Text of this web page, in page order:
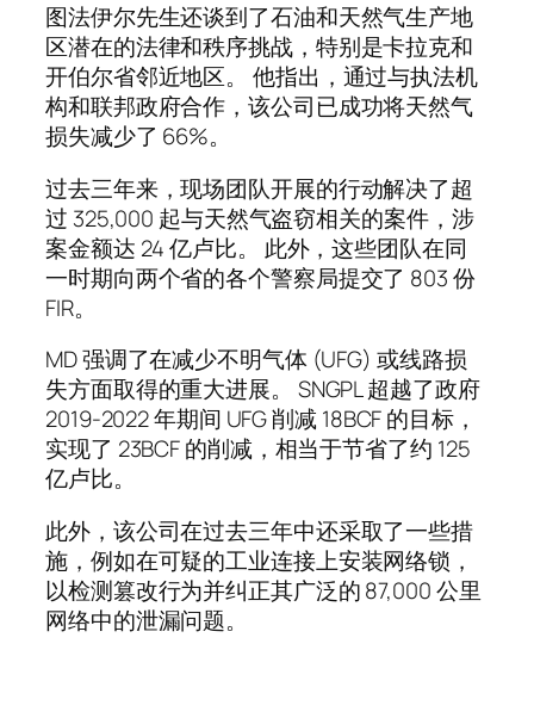
图法伊尔先生还谈到了石油和天然气生产地
区潜在的法律和秩序挑战，特别是卡拉克和
开伯尔省邻近地区。 他指出，通过与执法机
构和联邦政府合作，该公司已成功将天然气
损失减少了 66%。
过去三年来，现场团队开展的行动解决了超
过 325,000 起与天然气盗窃相关的案件，涉
案金额达 24 亿卢比。 此外，这些团队在同
一时期向两个省的各个警察局提交了 803 份
FIR。
MD 强调了在减少不明气体 (UFG) 或线路损
失方面取得的重大进展。 SNGPL 超越了政府
2019-2022 年期间 UFG 削减 18BCF 的目标，
实现了 23BCF 的削减，相当于节省了约 125
亿卢比。
此外，该公司在过去三年中还采取了一些措
施，例如在可疑的工业连接上安装网络锁，
以检测篡改行为并纠正其广泛的 87,000 公里
网络中的泄漏问题。